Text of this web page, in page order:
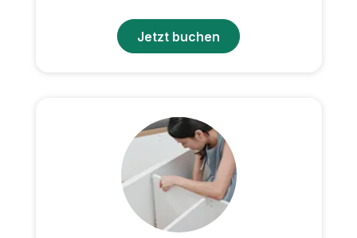
Jetzt buchen